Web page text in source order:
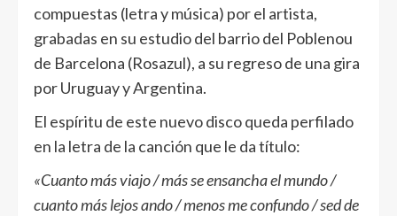
compuestas (letra y música) por el artista,
grabadas en su estudio del barrio del Poblenou
de Barcelona (Rosazul), a su regreso de una gira
por Uruguay y Argentina.
El espíritu de este nuevo disco queda perfilado
en la letra de la canción que le da título:
«Cuanto más viajo / más se ensancha el mundo /
cuanto más lejos ando / menos me confundo / sed de